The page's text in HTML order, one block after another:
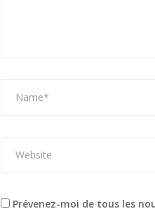
Prévenez-moi de tous les